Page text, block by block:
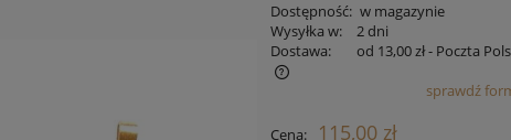
Dostępność: w magazynie
Wysyłka w:
2 dni
Dostawa:
od 13,00 zł- Poczta
Cena nie zawiera ewentualnych kosztów
sprawdź
Cena: 115,00 zł